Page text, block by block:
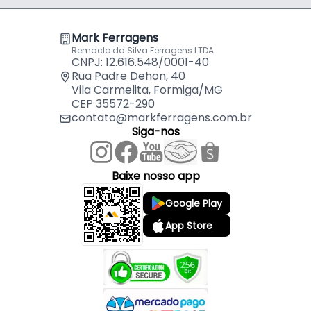
5/16" Pol - Mk.
O esticador para cabo de aço oferece
confiabilidade e segurança em fixações industriais,
garantindo a firmeza e a estabilidade necessárias
em diversas aplicações.
Características:
- Modelo: Esticador
- Material: Aço
- Acabamento: Zincado
- Cor: Prateado
- Capacidade de Carga: 60 Kg
- Comprimento Aberto: 270 mm - (27 cm)
- Comprimento Fechado: 190 mm - (19 cm)
Mark Ferragens
Remaclo da Silva Ferragens LTDA
CNPJ: 12.616.548/0001-40
Rua Padre Dehon, 40
Vila Carmelita, Formiga/MG
CEP 35572-290
contato@markferragens.com.br
Siga-nos
Baixe nosso app
Google Play
App Store